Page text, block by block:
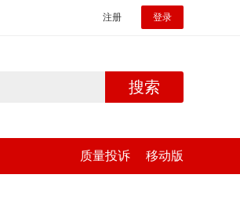
注册 登录
搜索
质量投诉 移动版